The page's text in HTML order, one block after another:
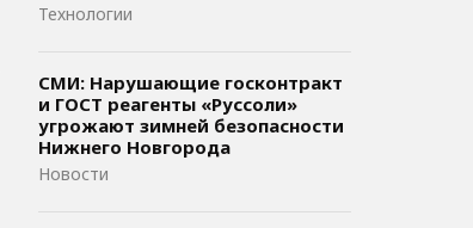
Технологии
СМИ: Нарушающие госконтракт
и ГОСТ реагенты «Руссоли»
угрожают зимней безопасности
Нижнего Новгорода
Новости